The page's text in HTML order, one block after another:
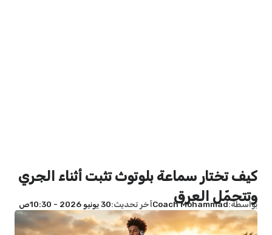
كيف تختار سماعة بلوتوث تثبت أثناء الجري
وتتحمّل العرق
بواسطة Coach Mohammadآخر تحديث 30 يونيو 2026 - 10:30ص